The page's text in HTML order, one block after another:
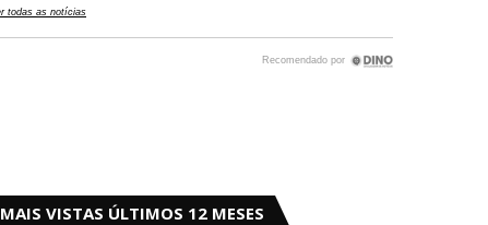
MAIS VISTAS ÚLTIMOS 12 MESES